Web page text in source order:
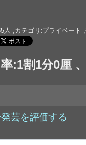
人 ,カテゴリ:プライベート
:1割1分0厘
発芸を評価する